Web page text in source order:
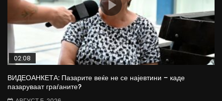
02:08
ВИДЕОАНКЕТА: Пазарите веќе не се најевтини – каде
пазаруваат граѓаните?